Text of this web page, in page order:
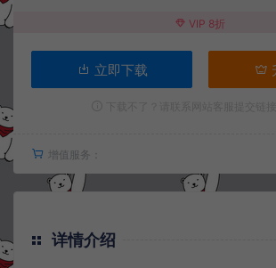
VIP 8折
立即下载
增值服务：
详情介绍